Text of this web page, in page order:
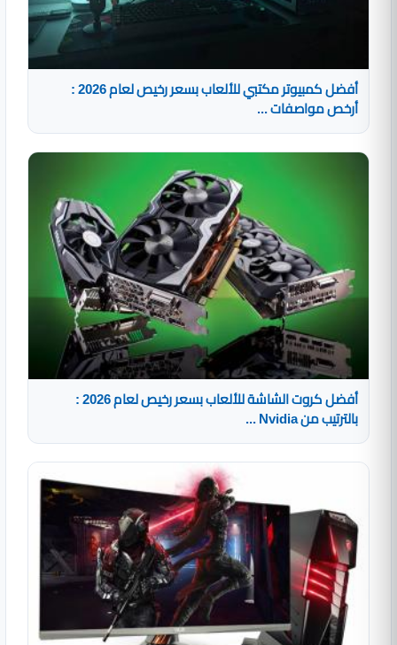
أفضل كمبيوتر مكتبي للألعاب بسعر رخيص لعام 2026 :
أرخص مواصفات ...
أفضل كروت الشاشة للألعاب بسعر رخيص لعام 2026 :
بالترتيب من Nvidia ...